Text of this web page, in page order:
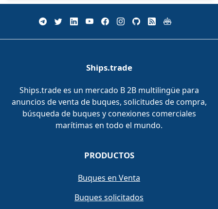
Ships.trade
Ships.trade es un mercado B 2B multilingüe para
anuncios de venta de buques, solicitudes de compra,
búsqueda de buques y conexiones comerciales
marítimas en todo el mundo.
PRODUCTOS
Buques en Venta
Buques solicitados